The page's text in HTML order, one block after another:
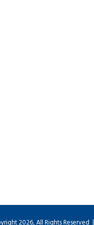
2026, All Rights Reserved |